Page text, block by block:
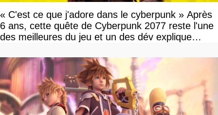
« C'est ce que j'adore dans le cyberpunk » Après
6 ans, cette quête de Cyberpunk 2077 reste l'une
des meilleures du jeu et un des dév explique